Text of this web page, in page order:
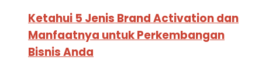
Ketahui 5 Jenis Brand Activation dan
Manfaatnya untuk Perkembangan
Bisnis Anda